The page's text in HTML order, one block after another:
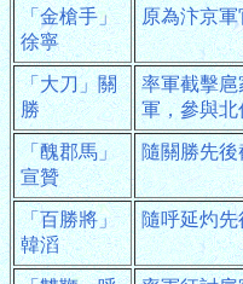
「金槍手」
徐寧
原為汴京
「大刀」關
勝
率軍截擊
軍，參與
「醜郡馬」
宣贊
隨關勝先
「百勝將」
韓滔
隨呼延灼